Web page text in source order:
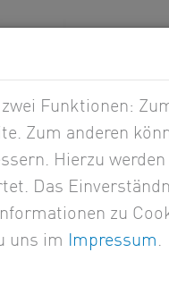
RECHT
Funktionen:
Zum anderen
Hierzu
Das
zu
uns im Impressum .